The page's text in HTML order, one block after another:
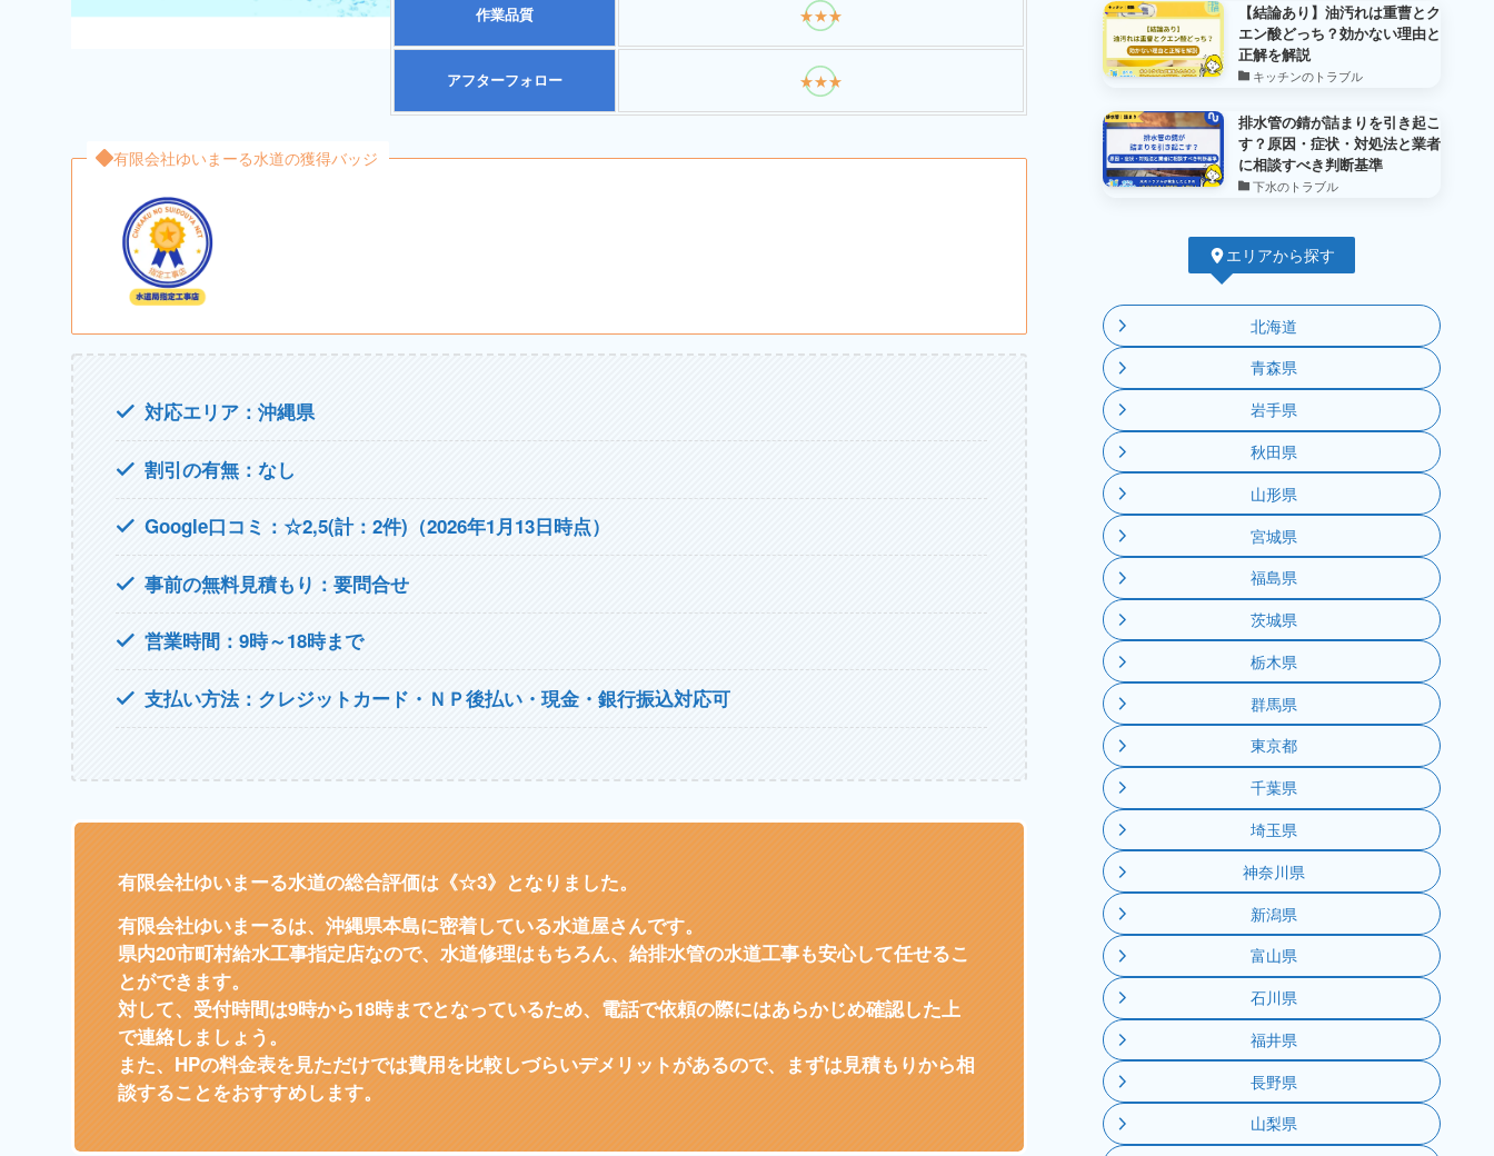
作業品質 ★★★
アフターフォロー ★★★
有限会社ゆいまーる水道の獲得バッジ
対応エリア：沖縄県
割引の有無：なし
Google口コミ：☆2,5(計：2件)（2026年1月13日時点）
事前の無料見積もり：要問合せ
営業時間：9時～18時まで
支払い方法：クレジットカード・ＮＰ後払い・現金・銀行振込対応可
有限会社ゆいまーる水道の総合評価は《☆3》となりました。
有限会社ゆいまーるは、沖縄県本島に密着している水道屋さんです。
県内20市町村給水工事指定店なので、水道修理はもちろん、給排水管の水道工事も安心して任せるこ
とができます。
対して、受付時間は9時から18時までとなっているため、電話で依頼の際にはあらかじめ確認した上
で連絡しましょう。
また、HPの料金表を見ただけでは費用を比較しづらいデメリットがあるので、まずは見積もりから相
談することをおすすめします。
【結論あり】油汚れは重曹とク
エン酸どっち？効かない理由と
正解を解説
キッチンのトラブル
排水管の錆が詰まりを引き起こ
す？原因・症状・対処法と業者
に相談すべき判断基準
下水のトラブル
エリアから探す
北海道
青森県
岩手県
秋田県
山形県
宮城県
福島県
茨城県
栃木県
群馬県
東京都
千葉県
埼玉県
神奈川県
新潟県
富山県
石川県
福井県
長野県
山梨県